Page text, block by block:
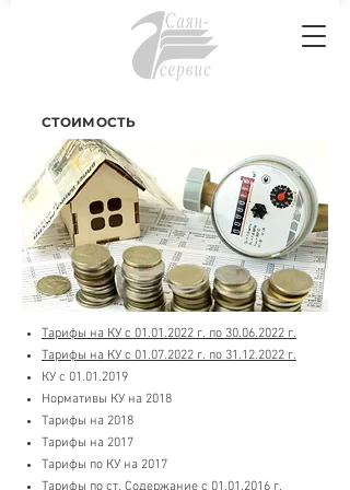
СТОИМОСТЬ
Тарифы на КУ с 01.01.2022 г. по 30.06.2022 г.
Тарифы на КУ с 01.07.2022 г. по 31.12.2022 г.
КУ с 01.01.2019
Нормативы КУ на 2018
Тарифы на 2018
Тарифы на 2017
Тарифы по КУ на 2017
Тарифы по ст. Содержание с 01.01.2016 г.